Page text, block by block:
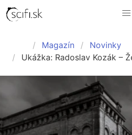
Magazín
Novinky
Ukážka: Radoslav Kozák –